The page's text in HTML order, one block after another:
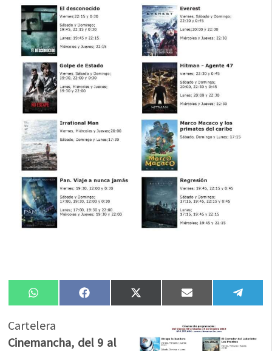
Compartir
en
WhatsAppCompartir
en
FacebookCompartir
en
X
(Twitter)
Compartir
en
Email
en
Cartelera
Cinemancha, del 9 al